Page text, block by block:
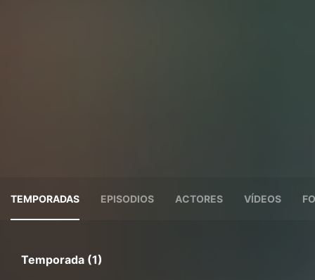
TEMPORADAS EPISODIOS ACTORES VÍDEOS
Temporada (1)